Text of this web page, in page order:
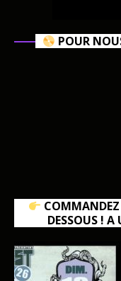
POUR
COMMANDEZ
DESSOUS !